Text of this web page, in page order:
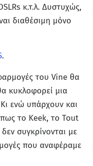
κ.τ.λ. Δυστυχώς,
διαθέσιμη μόνο
.
του Vine θα
κυκλοφορεί μια
ενώ υπάρχουν και
το Keek, το Tout
συγκρίνονται με
που αναφέραμε